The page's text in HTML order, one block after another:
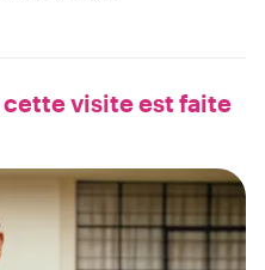
cette visite est faite